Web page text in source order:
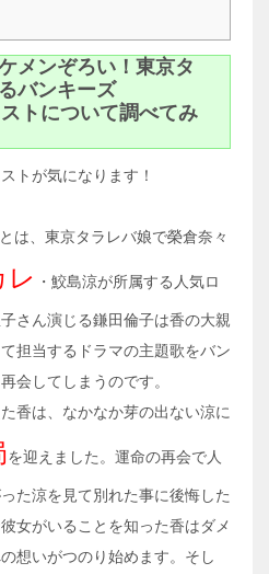
メンぞろい！東京タ
バンキーズ
トについて調べてみ
トが気になります！
は、東京タラレバ娘で榮倉奈々
レ ・鮫島涼が所属する人気ロ
さん演じる鎌田倫子は香の大親
担当するドラマの主題歌をバン
会してしまうのです。
香は、なかなか芽の出ない涼に
を迎えました。運命の再会で人
た涼を見て別れた事に後悔した
女がいることを知った香はダメ
想いがつのり始めます。そし